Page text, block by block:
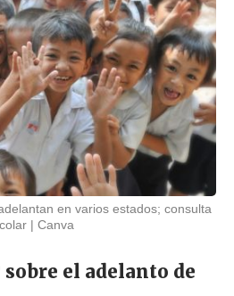
en varios estados; consulta
Canva
sobre el adelanto de